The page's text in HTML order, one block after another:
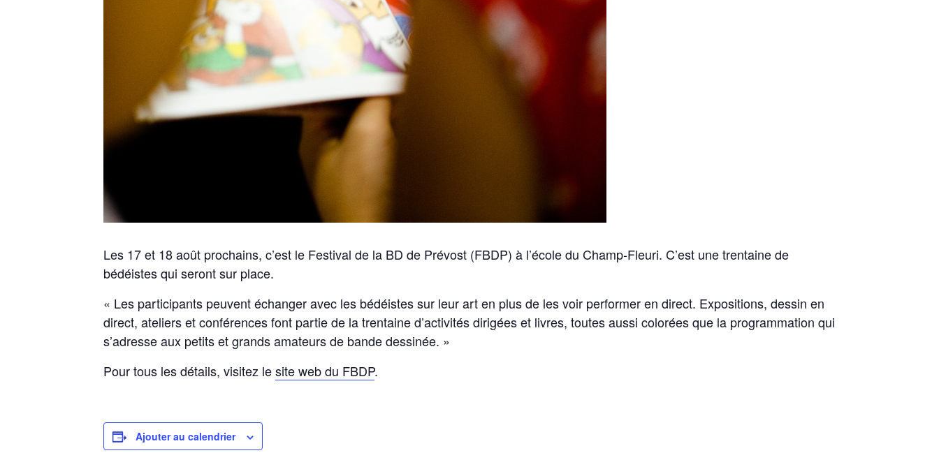
Les 17 et 18 août prochains, c’est le Festival de la BD de Prévost (FBDP) à l’école du Champ-Fleuri. C’est une trentaine de
bédéistes qui seront sur place.
« Les participants peuvent échanger avec les bédéistes sur leur art en plus de les voir performer en direct. Expositions, dessin en
direct, ateliers et conférences font partie de la trentaine d’activités dirigées et livres, toutes aussi colorées que la programmation qui
s’adresse aux petits et grands amateurs de bande dessinée. »
Pour tous les détails, visitez lesite web du FBDP.
Ajouter au calendrier